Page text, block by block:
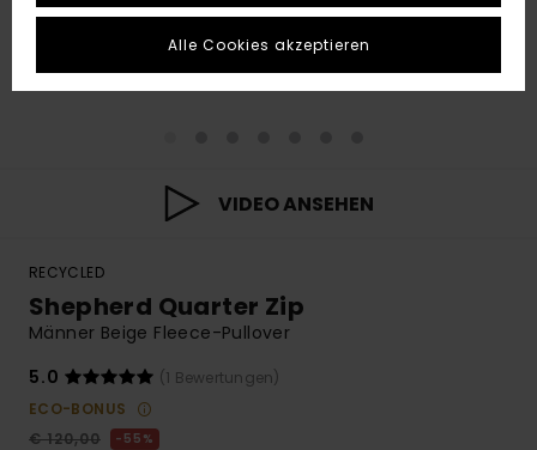
VIDEO ANSEHEN
RECYCLED
Shepherd Quarter Zip
Männer Beige Fleece-Pullover
5.0
(1 Bewertungen)
ECO-BONUS
€ 120,00
55%
Alle Cookies akzeptieren